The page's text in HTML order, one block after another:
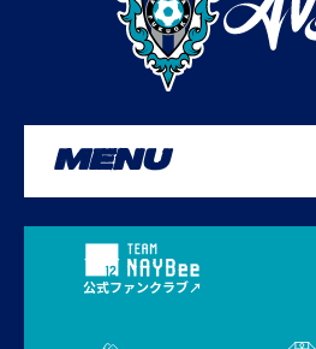
MENU
公式ファンクラブ